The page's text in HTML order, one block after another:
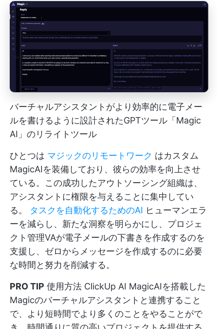
バーチャルアシスタントがより効率的に電子メー
ルを書けるように設計されたGPTツール「Magic
AI」のリライトツール
ひとつは マジックのリモートワーク はカスタム
MagicAIを装備しており、彼らの効率を向上させ
ている。この成功したアウトソーシング組織は、
アシスタントに権限を与えることに集中してい
る。 タスクを自動化するためのAI ヒューマンエラ
ーを減らし、新たな洞察を明らかにし、プロジェ
クト管理VAが電子メールの下書きを作成するのを
支援し、ゼロからメッセージを作成するのに必要
な時間と努力を削減する。
PRO TIP 使用方法 ClickUp AI MagicAIを搭載した
Magicのバーチャルアシスタントと連携すること
で、より短時間でより多くのことをやることがで